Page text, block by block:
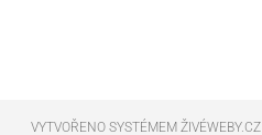
VYTVOŘENO SYSTÉMEM ŽIVÉWEBY.CZ